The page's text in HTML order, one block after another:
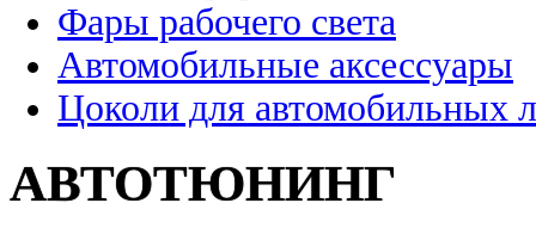
Фары рабочего света
Автомобильные аксессуары
Цоколи для автомобильных
АВТОТЮНИНГ